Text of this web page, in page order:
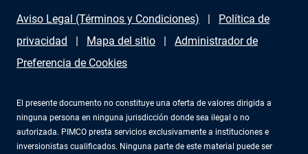
Aviso Legal (Términos y Condiciones)
Política de
privacidad
Mapa del sitio
Administrador de
Preferencia de Cookies
El presente documento no constituye una oferta de valores dirigida a
ninguna persona en ninguna jurisdicción donde sea ilegal o no
autorizada. PIMCO presta servicios exclusivamente a instituciones e
inversionistas cualificados. Ninguna parte de este material puede ser